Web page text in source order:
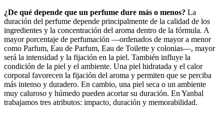
¿De qué depende que un perfume dure más o menos? La
duración del perfume depende principalmente de la calidad de los
ingredientes y la concentración del aroma dentro de la fórmula. A
mayor porcentaje de perfumación —ordenados de mayor a menor
como Parfum, Eau de Parfum, Eau de Toilette y colonias—, mayor
será la intensidad y la fijación en la piel. También influye la
condición de la piel y el ambiente. Una piel hidratada y el calor
corporal favorecen la fijación del aroma y permiten que se perciba
más intenso y duradero. En cambio, una piel seca o un ambiente
muy caluroso y húmedo pueden acortar su duración. En Yanbal
trabajamos tres atributos: impacto, duración y memorabilidad.